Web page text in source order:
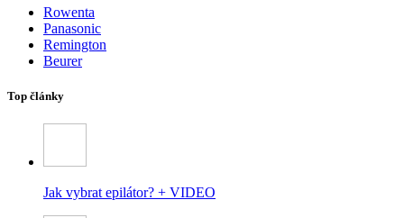
Rowenta
Panasonic
Remington
Beurer
Top články
Jak vybrat epilátor? + VIDEO